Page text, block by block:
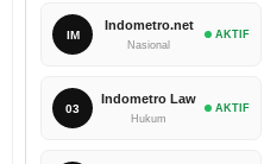
IM
Indometro.net
Nasional
AKTIF
03
Indometro Law
Hukum
AKTIF